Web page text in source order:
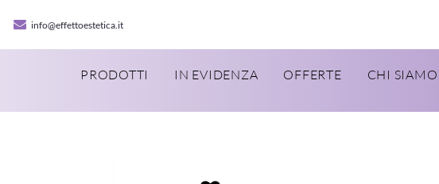
info@effettoestetica.it
PRODOTTI IN EVIDENZA OFFERTE CHI SIAMO